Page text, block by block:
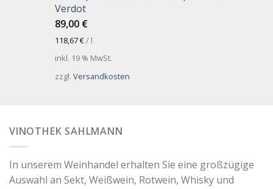
Verdot
89,00 €
118,67€/ l
inkl. 19 % MwSt.
zzgl. Versandkosten
VINOTHEK SAHLMANN
In unserem Weinhandel erhalten Sie eine großzügige
Auswahl an Sekt, Weißwein, Rotwein, Whisky und